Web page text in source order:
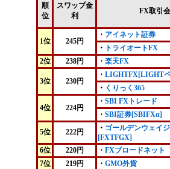
順
位
スワップ金
利
FX取引
1位 245円
・ アイネット証券
・
トライオートFX
2位
238円 ・ 楽天FX
3位 230円
・ LIGHTFX[LIGHT
・ くりっく365
4位 224円
・ SBI FXトレード
・ SBI証券[SBIFXα]
5位 222円 ・ ゴールデンウェイ
[FXTFGX]
6位
220円 ・ FXブロードネット
7位
219円 ・ GMO外貨